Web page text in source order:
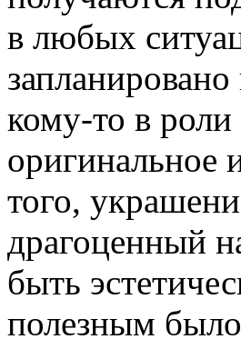
в любых
кому-то в роли
оригинальное
того,
драгоценный
быть
полезным